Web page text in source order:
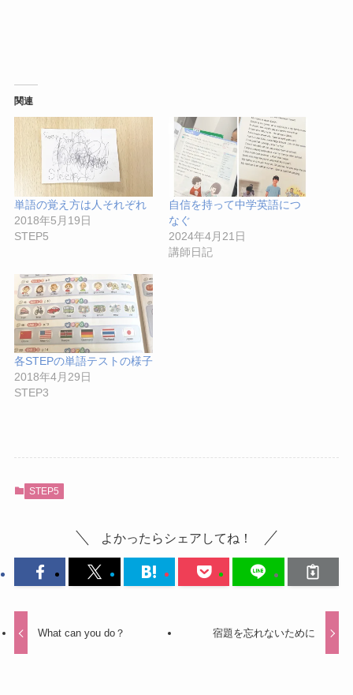
関連
単語の覚え方は人それぞれ
2018年5月19日
STEP5
自信を持って中学英語につ
なぐ
2024年4月21日
講師日記
各STEPの単語テストの様子
2018年4月29日
STEP3
STEP5
よかったらシェアしてね！
What can you do？ 宿題を忘れないために